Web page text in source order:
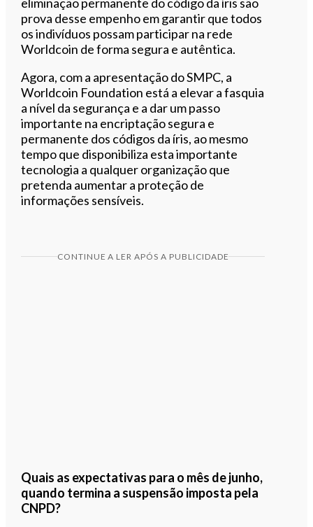
prova desse empenho em garantir que todos
os indivíduos possam participar na rede
Worldcoin de forma segura e autêntica.
Agora, com a apresentação do SMPC, a
Worldcoin Foundation está a elevar a fasquia
a nível da segurança e a dar um passo
importante na encriptação segura e
permanente dos códigos da íris, ao mesmo
tempo que disponibiliza esta importante
tecnologia a qualquer organização que
pretenda aumentar a proteção de
informações sensíveis.
CONTINUE A LER APÓS A PUBLICIDADE
Quais as expectativas para o mês de junho,
quando termina a suspensão imposta pela
CNPD?